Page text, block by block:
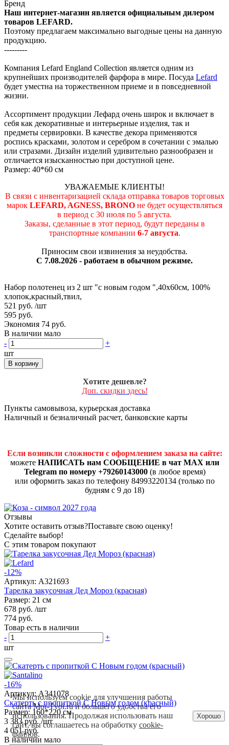
Бренд
Наш интернет-магазин является официальным дилером
товаров LEFARD.
Поэтому предлагаем максимально выгодные цены на данную
продукцию.
---------
Компания Lefard England Collection является одним из
крупнейших производителей фарфора в мире. Посуда Lefard
будет уместна на торжественном приеме и в повседневной
жизни.
Ассортимент продукции Лефард очень широк и включает в
себя как декоративные и интерьерные изделия, так и
предметы сервировки. В качестве декора применяются
роспись красками, золотом и серебром в сочетании с эмалью
или стразами. Дизайн изделий удивительно разнообразен и
отличается изысканностью при доступной цене.
Размер: 40*60 см
УВАЖАЕМЫЕ КЛИЕНТЫ!
В связи с инвентаризацией склада отправка товаров торговых
марок LEFARD, AGNESS, BRONO не будет осуществляться
в период c 30 июля по 5 августа.
Заказы, сделанные в этот период, будут переданы в
транспортные компании 6-7 августа.
Приносим свои извинения за неудобства.
С 7.08.2026 - работаем в обычном режиме.
Набор полотенец из 2 шт "с новым годом ",40х60см, 100%
хлопок,красный,твил,
521 руб. /шт
595 руб.
Экономия 74 руб.
В наличии мало
-
+
шт
В корзину
Хотите дешевле?
Доп. скидки здесь!
Пункты самовывоза, курьерская доставка
Наличный и безналичный расчет, банковские карты
Если возникли сложности с оформлением заказа на сайте:
можете НАПИСАТЬ нам СООБЩЕНИЕ в чат MAX или
Telegram по номеру +79260143000(в любое время)
или оформить заказ по телефону 84993220134 (только по
будням с 9 до 18)
Отзывы
Хотите оставить отзыв?Поставьте свою оценку!
Сделайте выбор!
С этим товаром покупают
-12%
Артикул: A321693
Тарелка закусочная Дед Мороз (красная)
Размер: 21 см
678 руб. /шт
774 руб.
Товар есть в наличии
-
+
шт
-16%
Артикул: A341078
Скатерть с пропиткой С Новым годом (красный)
Размер: 160*220 см
3 383 руб. /шт
4 051 руб.
В наличии мало
Мы используем cookie для улучшения работы
сайта Moi-Tvoi.ru и большего удобства его
использования. Продолжая использовать наш
сайт, вы соглашаетесь на обработкуcookie-
файлов.
Хорошо